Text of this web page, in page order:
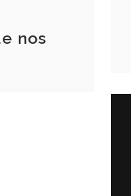
nos